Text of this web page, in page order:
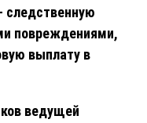
следственную
повреждениями,
выплату в
ведущей